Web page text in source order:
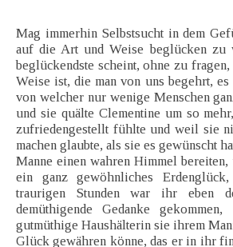
Mag immerhin Selbstsucht in dem
auf die Art und Weise beglücken zu
beglückendste scheint, ohne zu fragen,
Weise ist, die man von uns begehrt, es
von welcher nur wenige Menschen
und sie quälte Clementine um so
zufriedengestellt fühlte und weil sie
machen glaubte, als sie es gewünscht
Manne einen wahren Himmel
ein ganz gewöhnliches
traurigen Stunden war ihr eben
demüthigende Gedanke
gutmüthige Haushälterin sie ihrem
Glück gewähren könne, das er in ihr